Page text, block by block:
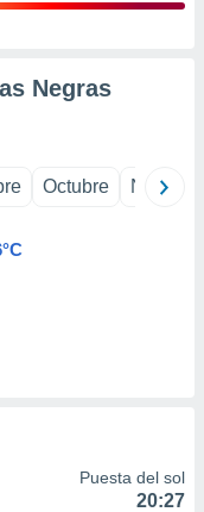
Negras
Octubre
Puesta del sol
20:27